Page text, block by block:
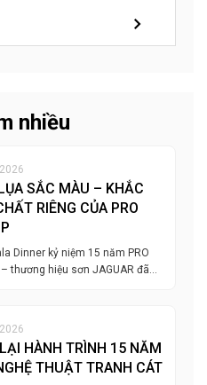
nhiều
SẮC MÀU – KHẮC
RIÊNG CỦA PRO
Dinner kỷ niệm 15 năm PRO
– thương hiệu sơn JAGUAR đã…
HÀNH TRÌNH 15 NĂM
THUẬT TRANH CÁT